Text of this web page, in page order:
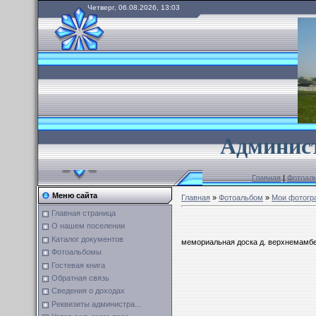
Четверг, 06.08.2026, 13:03
А
Главная|
Меню сайта
Главная страница
О нашем поселении
Каталог документов
Фотоальбомы
Гостевая книга
Обратная связь
Сведения о доходах
Реквизиты администра...
Главная»Фотоальбом»Мои
мемориальная доска д.